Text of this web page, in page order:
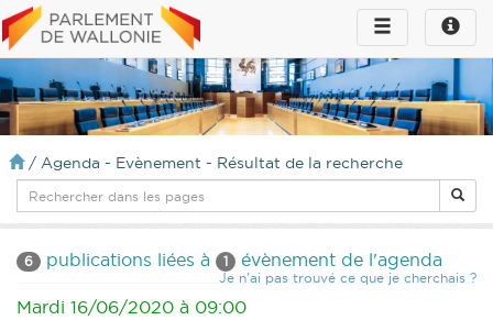
Toggle
infos
Toggle
navigation
/ Agenda - Evènement - Résultat de la recherche
6 publications liées à 1 évènement de l'agenda
Je n'ai pas trouvé ce que je cherchais ?
Mardi 16/06/2020 à 09:00